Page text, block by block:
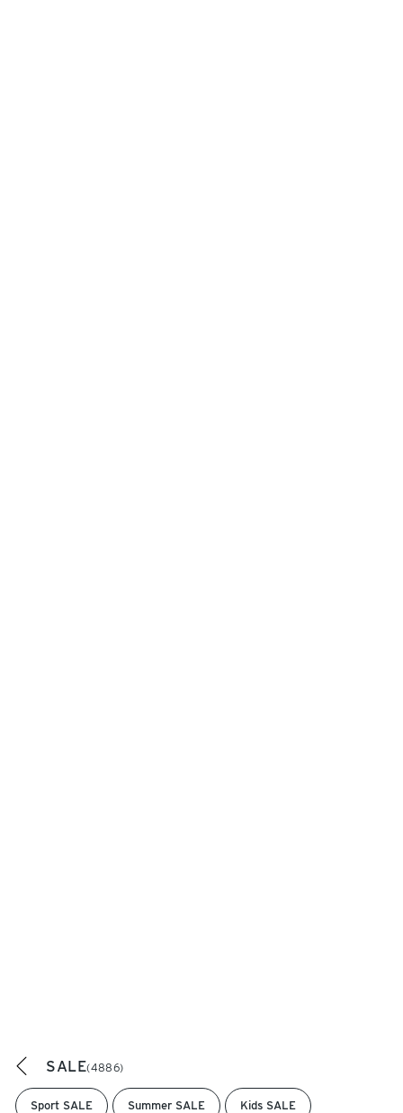
SALE(4886)
Sport SALE Summer SALE Kids SALE